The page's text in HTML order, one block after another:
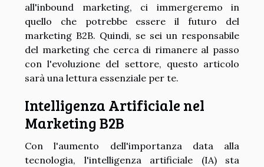
all'inbound marketing, ci immergeremo in
quello che potrebbe essere il futuro del
marketing B2B. Quindi, se sei un responsabile
del marketing che cerca di rimanere al passo
con l'evoluzione del settore, questo articolo
sarà una lettura essenziale per te.
Intelligenza Artificiale nel
Marketing B2B
Con l'aumento dell'importanza data alla
tecnologia, l'intelligenza artificiale (IA) sta